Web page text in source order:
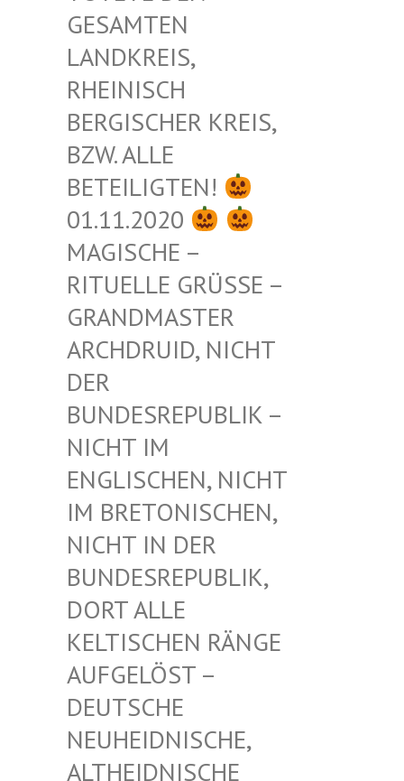
ESAMTEN L
ANDKREIS, R
HEINISCH B
ERGISCHER KREIS, B
ZW. ALLE B
ETEILIGTEN!
01.11.2020
MAGISCHE –
RITUELLE GRÜSSE – G
RANDMASTER A
RCHDRUID, NICHT D
ER B
UNDESREPUBLIK – N
ICHT IM E
NGLISCHEN, NICHT I
M BRETONISCHEN, N
ICHT IN DER B
UNDESREPUBLIK, D
ORT ALLE K
ELTISCHEN RÄNGE A
UFGELÖST – D
EUTSCHE N
EUHEIDNISCHE, A
LTHEIDNISCHE H